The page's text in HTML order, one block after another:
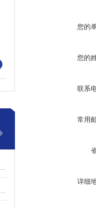
您的
您的
联系
常用
详细